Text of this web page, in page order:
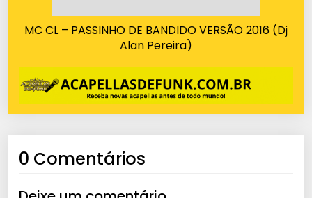
MC CL – PASSINHO DE BANDIDO VERSÃO 2016 (Dj
Alan Pereira)
0 Comentários